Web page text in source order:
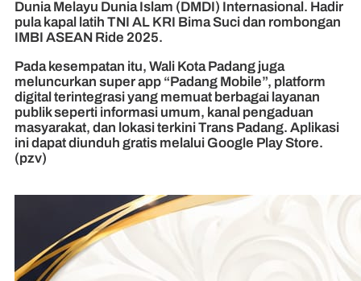
Dunia Melayu Dunia Islam (DMDI) Internasional. Hadir
pula kapal latih TNI AL KRI Bima Suci dan rombongan
IMBI ASEAN Ride 2025.
Pada kesempatan itu, Wali Kota Padang juga
meluncurkan super app “Padang Mobile”, platform
digital terintegrasi yang memuat berbagai layanan
publik seperti informasi umum, kanal pengaduan
masyarakat, dan lokasi terkini Trans Padang. Aplikasi
ini dapat diunduh gratis melalui Google Play Store.
(pzv)